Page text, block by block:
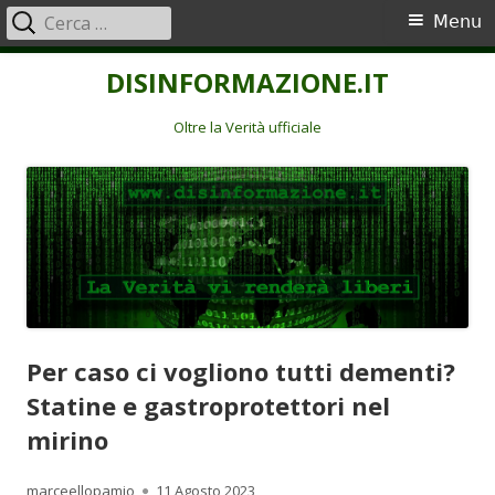
DISINFORMAZIONE.IT
Oltre la Verità ufficiale
Menu
principale
Menu
Ricerca
per:
Per caso ci vogliono tutti dementi?
Statine e gastroprotettori nel
mirino
Autore
marceellopamio Pubblicato
11 Agosto 2023